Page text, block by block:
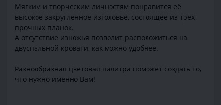
Мягким и творческим личностям понравится её
высокое закругленное изголовье, состоящее из трёх
прочных планок.
А отсутствие изножья позволит расположиться на
двуспальной кровати, как можно удобнее.
Разнообразная цветовая палитра поможет создать то,
что нужно именно Вам!